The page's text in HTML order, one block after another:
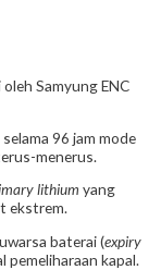
Samyung ENC
96 jam mode
menerus.
lithium yang
ekstrem.
baterai (expiry
pemeliharaan kapal.